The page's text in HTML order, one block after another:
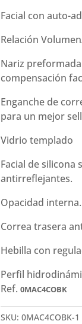
Facial con auto-
Relación
Nariz
compensación
Enganche de
para un mejor
Vidrio templado
Facial de silicona
antirreflejantes.
Opacidad interna.
Correa trasera
Hebilla con
Perfil
Ref. 0MAC4COBK
SKU: 0MAC4COBK-1